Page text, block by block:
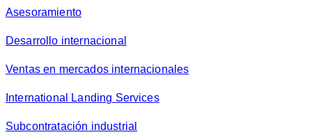
Asesoramiento
Desarrollo internacional
Ventas en mercados internacionales
International Landing Services
Subcontratación industrial